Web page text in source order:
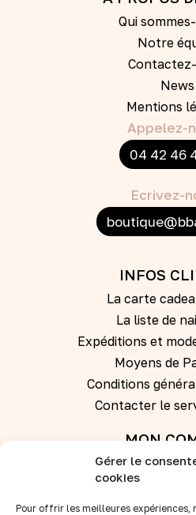
Gérer le
cookies
Pour offrir les meilleures expériences,
Qui
Notre
News
Mentions
Appelez-
04 42 46
Ecrivez-
INFOS
La carte
La liste de
Expéditions et
Moyens de
Conditions
Contacter le
MON
Se